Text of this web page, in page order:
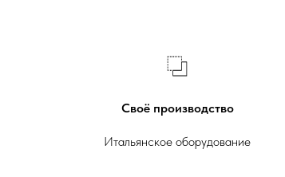
Своё производство
Итальянское оборудование